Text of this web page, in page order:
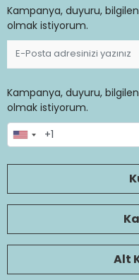
Kampanya, duyuru,
olmak istiyorum.
Kampanya, duyuru,
olmak istiyorum.
Alt